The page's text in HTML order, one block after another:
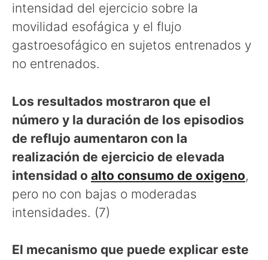
intensidad del ejercicio sobre la
movilidad esofágica y el flujo
gastroesofágico en sujetos entrenados y
no entrenados.
Los resultados mostraron que el
número y la duración de los episodios
de reflujo aumentaron con la
realización de ejercicio de elevada
intensidad o alto consumo de oxigeno,
pero no con bajas o moderadas
intensidades. (7)
El mecanismo que puede explicar este